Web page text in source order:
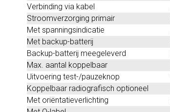
Verbinding via kabel
Stroomverzorging primair
Met spanningsindicatie
Met backup-batterij
Backup-batterij meegeleverd
Max. aantal koppelbaar
Uitvoering test-/pauzeknop
Koppelbaar radiografisch optioneel
Met oriëntatieverlichting